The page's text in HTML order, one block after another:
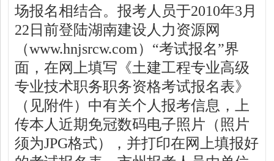
场报名相结合。报考人员于2010年3 月
22 日前登陆湖南建设人力资源网
（www.hnjsrcw.com ）“考试报名”界
面，在网上填写《土建工程专业高级
专业技术职务职务资格考试报名表》
（见附件）中有关个人报考信息，上
传本人近期免冠数码电子照片（照片
须为JPG格式），并打印在网上填报好